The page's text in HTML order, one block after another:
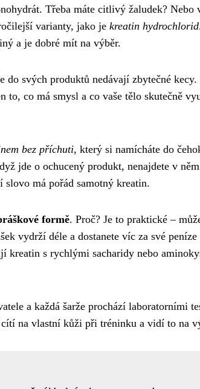
Třeba máte citlivý žaludek? Nebo
varianty, jako je kreatin hydrochlorid
a je dobré mít na výběr.
do svých produktů nedávají zbytečné
to, co má smysl a co vaše tělo skutečně
bez příchuti, který si namícháte do
jde o ochucený produkt, nenajdete v
má pořád samotný kreatin.
formě. Proč? Je to praktické –
vydrží déle a dostanete víc za své
kreatin s rychlými sacharidy nebo
a každá šarže prochází laboratorními
na vlastní kůži při tréninku a vidí to na